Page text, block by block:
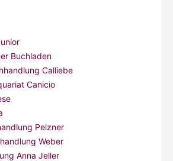
Buchladen
Calliebe
Canicio
Pelzner
Weber
Anna Jeller